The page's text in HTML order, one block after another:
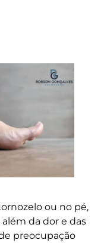
ou no pé,
da dor e das
preocupação